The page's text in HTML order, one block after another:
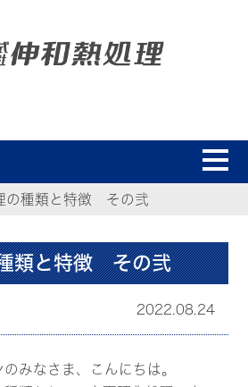
の種類と特徴 その弐
類と特徴 その弐
2022.08.24
みなさま、こんにちは。